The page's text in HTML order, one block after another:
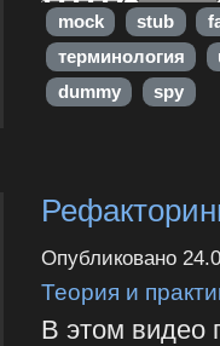
mock stub
терминология
dummy
spy
Опубликовано
Теория и
В этом видео